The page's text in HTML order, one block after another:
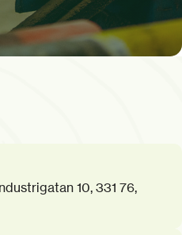
10, 331 76,